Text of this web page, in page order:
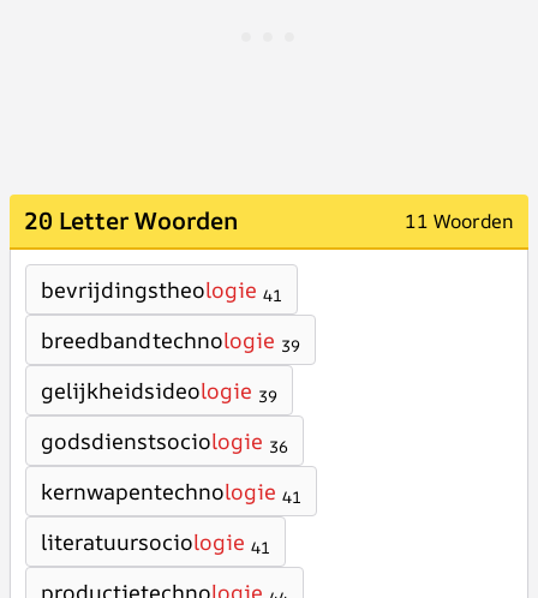
20 Letter Woorden 11 Woorden
bevrijdingstheologie 41
breedbandtechnologie 39
gelijkheidsideologie 39
godsdienstsociologie 36
kernwapentechnologie 41
literatuursociologie 41
productietechnologie